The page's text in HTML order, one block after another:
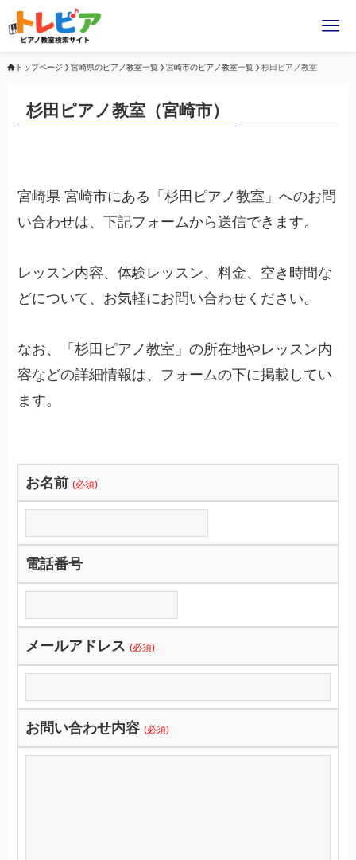
トップページ 宮崎県のピアノ教室一覧 宮崎市のピアノ教室一覧 杉田ピアノ教室
杉田ピアノ教室（宮崎市）
宮崎県 宮崎市にある「杉田ピアノ教室」へのお問
い合わせは、下記フォームから送信できます。
レッスン内容、体験レッスン、料金、空き時間な
どについて、お気軽にお問い合わせください。
なお、「杉田ピアノ教室」の所在地やレッスン内
容などの詳細情報は、フォームの下に掲載してい
ます。
お名前 (必須)
電話番号
メールアドレス (必須)
お問い合わせ内容 (必須)